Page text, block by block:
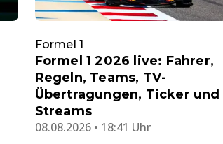
Formel 1
Formel 1 2026 live: Fahrer,
Regeln, Teams, TV-
Übertragungen, Ticker und
Streams
08.08.2026 • 18:41 Uhr